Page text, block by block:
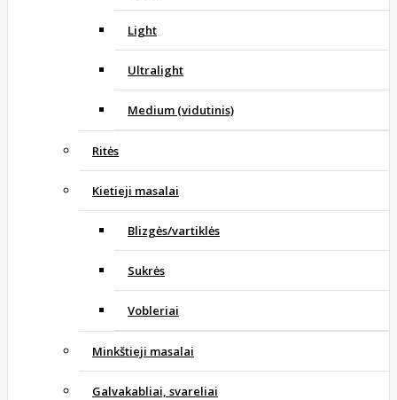
Light
Ultralight
Medium (vidutinis)
Ritės
Kietieji masalai
Blizgės/vartiklės
Sukrės
Vobleriai
Minkštieji masalai
Galvakabliai, svareliai